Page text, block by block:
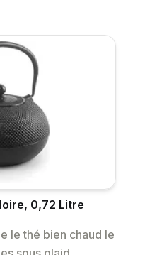
0,72 Litre
le thé bien chaud le